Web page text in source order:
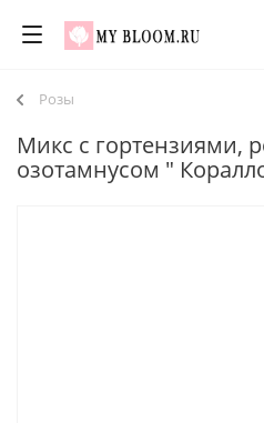
Розы
Микс с гортензиями,
озотамнусом "